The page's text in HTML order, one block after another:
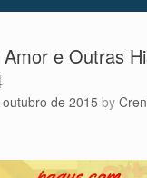
e Outras
de 2015 by